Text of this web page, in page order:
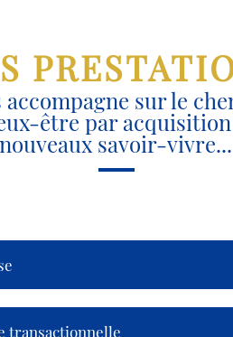
accompagne sur le
être par
nouveaux savoir-vivre...
transactionnelle